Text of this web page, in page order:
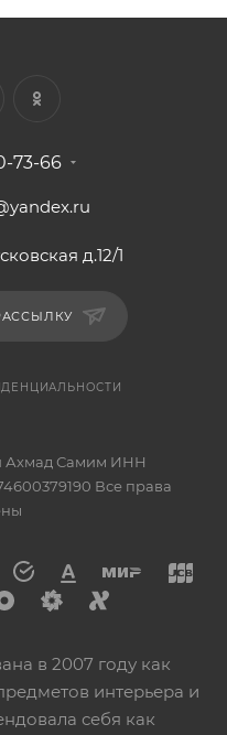
73-66
д.12/1
Ахмад Самим ИНН
Все права
в 2007 году как
интерьера и
себя как